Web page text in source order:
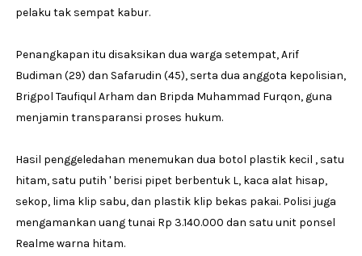
pelaku tak sempat kabur.
Penangkapan itu disaksikan dua warga setempat, Arif
Budiman (29) dan Safarudin (45), serta dua anggota kepolisian,
Brigpol Taufiqul Arham dan Bripda Muhammad Furqon, guna
menjamin transparansi proses hukum.
Hasil penggeledahan menemukan dua botol plastik kecil , satu
hitam, satu putih ' berisi pipet berbentuk L, kaca alat hisap,
sekop, lima klip sabu, dan plastik klip bekas pakai. Polisi juga
mengamankan uang tunai Rp 3.140.000 dan satu unit ponsel
Realme warna hitam.